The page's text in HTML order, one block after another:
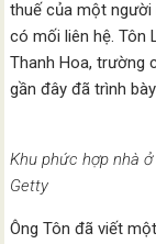
thuế của một người
có mối liên hệ. Tôn
Thanh Hoa, trường
gần đây đã trình
Khu phức hợp nhà
Getty
Ông Tôn đã viết